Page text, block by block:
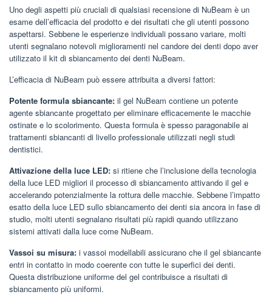
Uno degli aspetti più cruciali di qualsiasi recensione di NuBeam è un
esame dell’efficacia del prodotto e dei risultati che gli utenti possono
aspettarsi. Sebbene le esperienze individuali possano variare, molti
utenti segnalano notevoli miglioramenti nel candore dei denti dopo aver
utilizzato il kit di sbiancamento dei denti NuBeam.
L’efficacia di NuBeam può essere attribuita a diversi fattori:
Potente formula sbiancante: il gel NuBeam contiene un potente
agente sbiancante progettato per eliminare efficacemente le macchie
ostinate e lo scolorimento. Questa formula è spesso paragonabile ai
trattamenti sbiancanti di livello professionale utilizzati negli studi
dentistici.
Attivazione della luce LED: si ritiene che l’inclusione della tecnologia
della luce LED migliori il processo di sbiancamento attivando il gel e
accelerando potenzialmente la rottura delle macchie. Sebbene l’impatto
esatto della luce LED sullo sbiancamento dei denti sia ancora in fase di
studio, molti utenti segnalano risultati più rapidi quando utilizzano
sistemi attivati ​​dalla luce come NuBeam.
Vassoi su misura: i vassoi modellabili assicurano che il gel sbiancante
entri in contatto in modo coerente con tutte le superfici dei denti.
Questa distribuzione uniforme del gel contribuisce a risultati di
sbiancamento più uniformi.